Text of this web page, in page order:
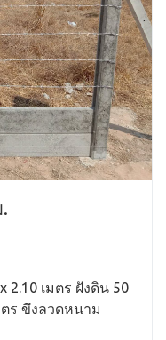
2.10 เมตร ฝังดิน 50
ตร ขึงลวดหนาม